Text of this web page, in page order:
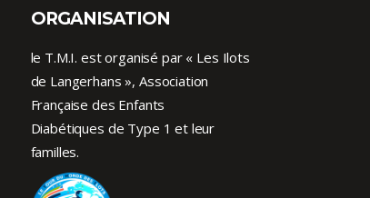
ORGANISATION
le T.M.I. est organisé par « Les Ilots
de Langerhans », Association
Française des Enfants
Diabétiques de Type 1 et leur
familles.